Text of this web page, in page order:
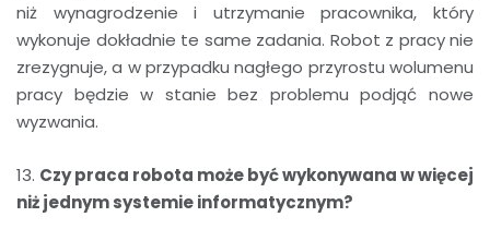
niż wynagrodzenie i utrzymanie pracownika, który
wykonuje dokładnie te same zadania. Robot z pracy nie
zrezygnuje, a w przypadku nagłego przyrostu wolumenu
pracy będzie w stanie bez problemu podjąć nowe
wyzwania.
13. Czy praca robota może być wykonywana w więcej
niż jednym systemie informatycznym?